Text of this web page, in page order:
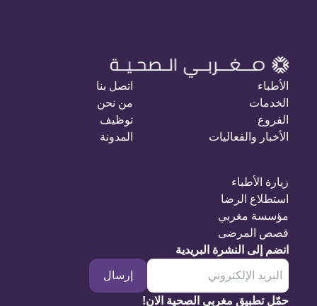
الأطباء
الخدمات
الفروع
الأخبار والفعاليات
اتصل بنا
من نحن
توظيف
المدونة
زيارة الأطباء
استطلاع الرضا
مؤسسة مغربي
قصص المرضى
انضم إلى النشرة البريدية
إرسال
حمّل تطبيق مغربي الصحية الان!